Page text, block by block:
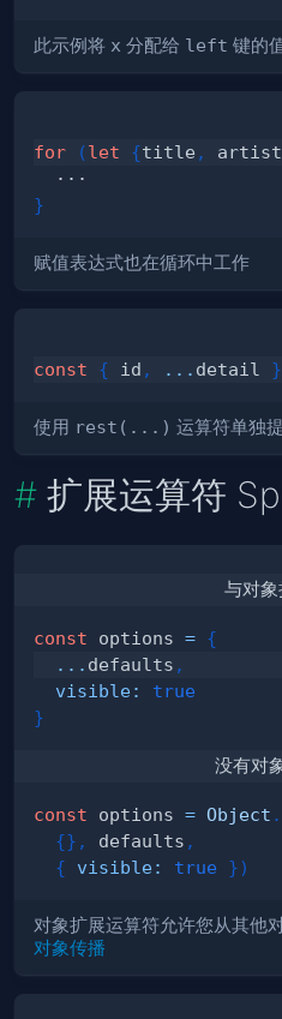
此示例将 x 分配给 left 键的
for (let {title , artist
}
赋值表达式也在循环中工作
const { id , ... detail }
使用 rest(...) 运算符单独
扩展运算符
与对象
const options = {
... defaults ,
visible:
true
}
没有对
const options = Object .
{} , defaults ,
{
visible: true })
对象扩展运算符允许您从其他
对象传播